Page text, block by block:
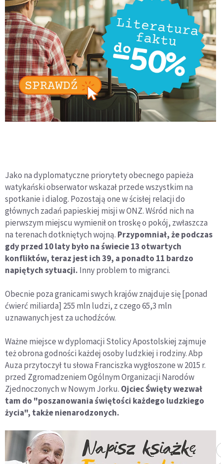
Jako na dyplomatyczne priorytety obecnego papieża
watykański obserwator wskazał przede wszystkim na
spotkanie i dialog. Pozostają one w ścisłej relacji do
głównych zadań papieskiej misji w ONZ. Wśród nich na
pierwszym miejscu wymienił on troskę o pokój, zwłaszcza
na terenach dotkniętych wojną. Przypomniał, że podczas
gdy przed 10 laty było na świecie 13 otwartych
konfliktów, teraz jest ich 39, a ponadto 11 bardzo
napiętych sytuacji. Inny problem to migranci.
Obecnie poza granicami swych krajów znajduje się [ponad
ćwierć miliarda] 255 mln ludzi, z czego 65,3 mln
uznawanych jest za uchodźców.
Ważne miejsce w dyplomacji Stolicy Apostolskiej zajmuje
też obrona godności każdej osoby ludzkiej i rodziny. Abp
Auza przytoczył tu słowa Franciszka wygłoszone w 2015 r.
przed Zgromadzeniem Ogólnym Organizacji Narodów
Zjednoczonych w Nowym Jorku. Ojciec Święty wezwał
tam do "poszanowania świętości każdego ludzkiego
życia", także nienarodzonych.